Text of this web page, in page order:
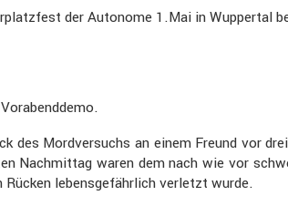
der Autonome 1.Mai in Wuppertal
des Mordver­suchs an einem Freund
Nachmittag waren dem nach wie vor
lebens­ge­fähr­lich verletzt wurde.